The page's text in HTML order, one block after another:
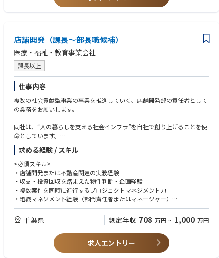
お届けしています。
店舗開発（課長～部長職候補）
医療・福祉・教育事業会社
課長以上
仕事内容
複数の社会貢献型事業の事業を推進していく、店舗開発部の責任者として
の業務をお願いします。
同社は、“人の暮らしを支える社会インフラ”を自社で創り上げることを使
命としています。
単なる施設運営ではなく、**「仕組みをつくり、地域に広げる」**ことを
目指しております。
<業務ミッション>
利益を見込める物件を、早く・安く仕入れ、安定的に運用できる出店体制
を構築すること
<店舗開発の主な業務内容>
新規出店戦略に基づく物件探索・選定
不動産購入・賃貸借契約・売却に関する判断および交渉
不動産会社・オーナー・金融機関との折衝
事業採算性（投資回収・利回り等）の検証・判断
求める経験 / スキル
<必須スキル>
・店舗開発または不動産関連の実務経験
・収支・投資回収を踏まえた物件判断・企画経験
・複数案件を同時に進行するプロジェクトマネジメント力
・組織マネジメント経験（部門責任者またはマネージャー）
・社内外関係者との調整・交渉力
<経験>
・チェーン展開・多店舗展開企業での店舗開発経験
・設計・施工の標準化、コスト削減の仕組みづくり経験
・部門責任者・マネージャーとしての組織マネジメント経験
千葉県 想定年収 708 万円 ~ 1,000 万円
求人エントリー